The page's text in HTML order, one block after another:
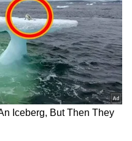
Jaswant Singh Khalra true